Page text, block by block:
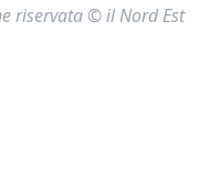
riservata © il Nord Est